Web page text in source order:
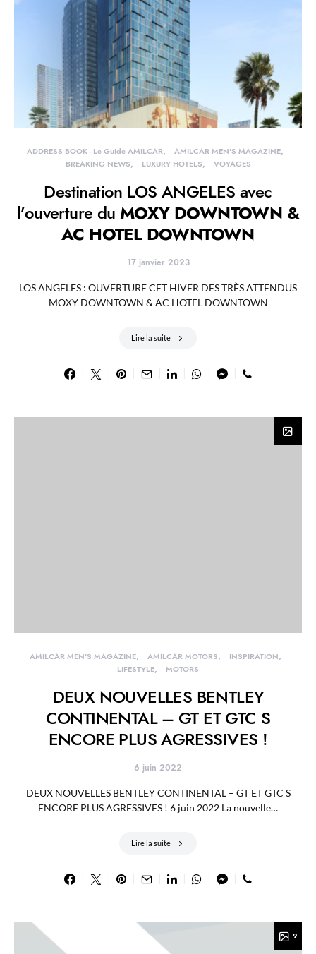
ADDRESS BOOK - Le Guide AMILCAR
AMILCAR MEN'S MAGAZINE
BREAKING NEWS
LUXURY HOTELS VOYAGES
Destination LOS ANGELES avec
l’ouverture du MOXY DOWNTOWN &
AC HOTEL DOWNTOWN
17 janvier 2023
LOS ANGELES : OUVERTURE CET HIVER DES TRÈS ATTENDUS
MOXY DOWNTOWN & AC HOTEL DOWNTOWN
Lire la suite
AMILCAR MEN'S MAGAZINE AMILCAR MOTORS
INSPIRATION
LIFESTYLE
MOTORS
DEUX NOUVELLES BENTLEY
CONTINENTAL – GT ET GTC S
ENCORE PLUS AGRESSIVES !
6 juin 2022
DEUX NOUVELLES BENTLEY CONTINENTAL – GT ET GTC S
ENCORE PLUS AGRESSIVES ! 6 juin 2022 La nouvelle…
Lire la suite
9